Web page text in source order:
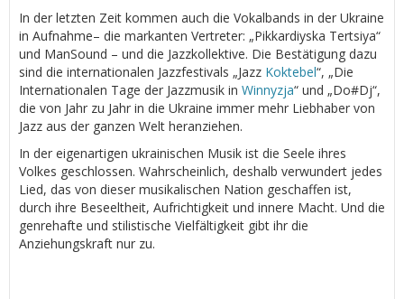
In der letzten Zeit kommen auch die Vokalbands in der Ukraine
in Aufnahme– die markanten Vertreter: „Pikkardiyska Tertsiya“
und ManSound – und die Jazzkollektive. Die Bestätigung dazu
sind die internationalen Jazzfestivals „Jazz Koktebel“, „Die
Internationalen Tage der Jazzmusik in Winnyzja“ und „Do#Dj“,
die von Jahr zu Jahr in die Ukraine immer mehr Liebhaber von
Jazz aus der ganzen Welt heranziehen.
In der eigenartigen ukrainischen Musik ist die Seele ihres
Volkes geschlossen. Wahrscheinlich, deshalb verwundert jedes
Lied, das von dieser musikalischen Nation geschaffen ist,
durch ihre Beseeltheit, Aufrichtigkeit und innere Macht. Und die
genrehafte und stilistische Vielfältigkeit gibt ihr die
Anziehungskraft nur zu.